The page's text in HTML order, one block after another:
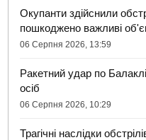
Окупанти здійснили
пошкоджено важливі
06 Серпня 2026, 13:59
Ракетний удар по
осіб
06 Серпня 2026, 10:29
Трагічні наслідки